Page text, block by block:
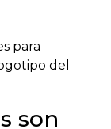
para
del
son